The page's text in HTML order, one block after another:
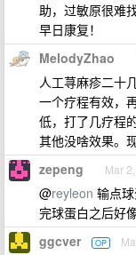
助，过敏原很难
早日康复！
MelodyZhao
人工荨麻疹二十
一个疗程有效，
低，打了几疗程
其他没啥效果。
zepeng Mar
@reyleon 输点
完球蛋白之后好
ggcver OP